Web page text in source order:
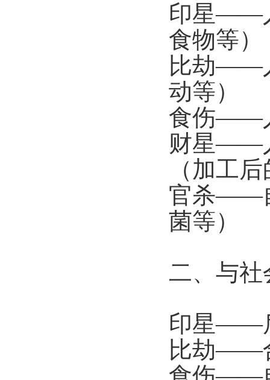
印星——
食物等）
比劫——
动等）
食伤——
财星——
（加工
官杀——
菌等）
二、与
印星——
比劫——